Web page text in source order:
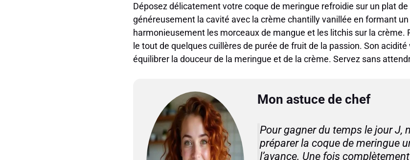
Déposez délicatement votre coque de meringue refroidie sur un plat
généreusement la cavité avec la crème chantilly vanillée en formant
harmonieusement les morceaux de mangue et les litchis sur la crème.
le tout de quelques cuillères de purée de fruit de la passion. Son
équilibrer la douceur de la meringue et de la crème. Servez sans
Mon astuce de chef
Pour gagner du temps le jour J,
préparer la coque de meringue
l’avance. Une fois